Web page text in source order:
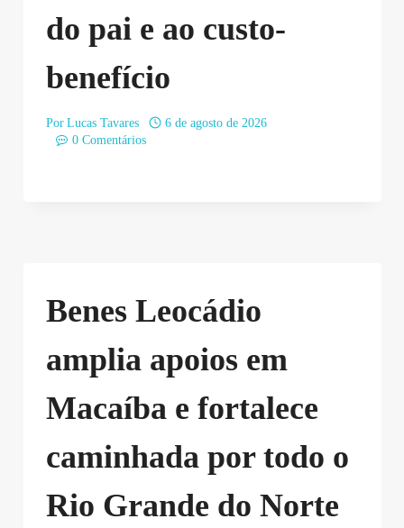
do pai e ao custo-
benefício
Por Lucas Tavares
6 de agosto de 2026
0 Comentários
Benes Leocádio
amplia apoios em
Macaíba e fortalece
caminhada por todo o
Rio Grande do Norte